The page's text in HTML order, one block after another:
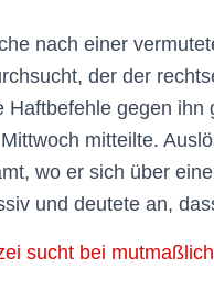
nach einer
der der
Haftbefehle gegen
mitteilte.
wo er sich über
und deutete an,
sucht bei